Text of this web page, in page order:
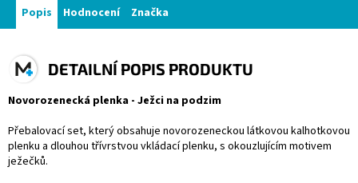
Popis Hodnocení Značka
DETAILNÍ POPIS PRODUKTU
Novorozenecká plenka - Ježci na podzim
Přebalovací set, který obsahuje novorozeneckou látkovou kalhotkovou
plenku a dlouhou třívrstvou vkládací plenku, s okouzlujícím motivem
ježečků.